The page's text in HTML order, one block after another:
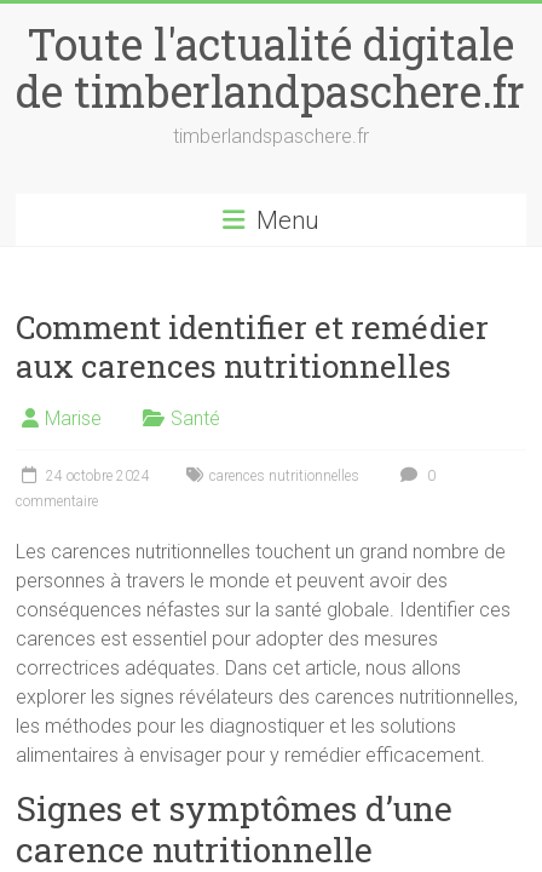
contentToute l'actualité digitale
de timberlandpaschere.fr
timberlandspaschere.fr
Menu
Comment identifier et remédier
aux carences nutritionnelles
Marise Santé
24 octobre 2024 carences nutritionnelles
0
commentaire
Les carences nutritionnelles touchent un grand nombre de
personnes à travers le monde et peuvent avoir des
conséquences néfastes sur la santé globale. Identifier ces
carences est essentiel pour adopter des mesures
correctrices adéquates. Dans cet article, nous allons
explorer les signes révélateurs des carences nutritionnelles,
les méthodes pour les diagnostiquer et les solutions
alimentaires à envisager pour y remédier efficacement.
Signes et symptômes d’une
carence nutritionnelle